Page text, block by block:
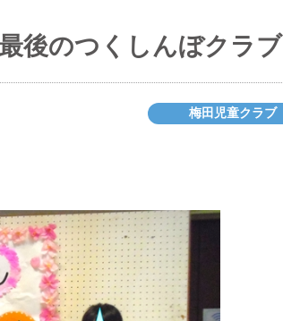
後のつくしんぼクラブ
梅田児童クラブ